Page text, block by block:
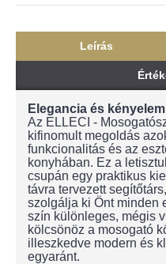
Leírás
Elegancia és
Az ELLECI -
kifinomult megoldás
funkcionalitás és az
konyhában. Ez a
csupán egy praktikus
távra tervezett
szolgálja ki Önt minden
szín különleges, mégis
kölcsönöz a mosogató
illeszkedve modern és
egyaránt.